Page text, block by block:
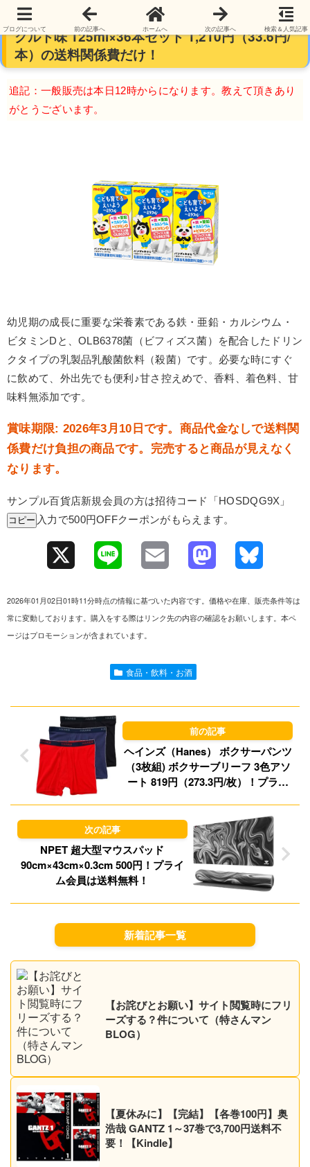
【一般販売開始】明治ミラフル ドリンク ヨー
グルト味 125ml×36本セット 1,210円（33.6円/
本）の送料関係費だけ！
追記：一般販売は本日12時からになります。教えて頂きあり
がとうございます。
幼児期の成長に重要な栄養素である鉄・亜鉛・カルシウム・
ビタミンDと、OLB6378菌（ビフィズス菌）を配合したドリン
クタイプの乳製品乳酸菌飲料（殺菌）です。必要な時にすぐ
に飲めて、外出先でも便利♪甘さ控えめで、香料、着色料、甘
味料無添加です。
賞味期限: 2026年3月10日です。商品代金なしで送料関
係費だけ負担の商品です。完売すると商品が見えなく
なります。
サンプル百貨店新規会員の方は招待コード「HOSDQG9X 」
コピー 入力で500円OFFクーポンがもらえます。
e
l
o
n
y
2026年01月02日01時11分時点の情報に基づいた内容です。価格や在庫、販売条件等は
常に変動しております。購入をする際はリンク先の内容の確認をお願いします。本ペ
ージはプロモーションが含まれています。
食品・飲料・お酒
ヘインズ（Hanes） ボクサーパンツ
（3枚組) ボクサーブリーフ 3色アソ
ート 819円（273.3円/枚）！プライ
NPET 超大型マウスパッド
90cm×43cm×0.3cm 500円！プライ
ム会員は送料無料！
新着記事一覧
【お詫びとお願い】サイト閲覧時にフリ
ーズする？件について（特さんマン
BLOG）
【夏休みに】【完結】【各巻100円】奥
浩哉 GANTZ 1～37巻で3,700円送料不
要！【Kindle】
ブログについて 前の記事へ ホームへ 次の記事へ 検索＆人気記事